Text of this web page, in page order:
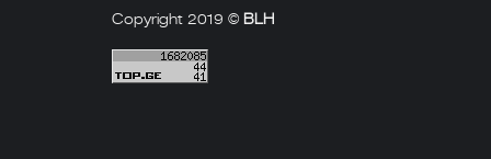
Copyright 2019 © BLH